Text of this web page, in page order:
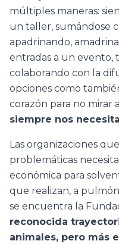
múltiples maneras:
un taller, sumándose
apadrinando,
entradas a un evento,
colaborando con la
opciones como
corazón para no mirar
siempre nos
Las organizaciones
problemáticas
económica para
que realizan, a
se encuentra la
reconocida
animales, pero más